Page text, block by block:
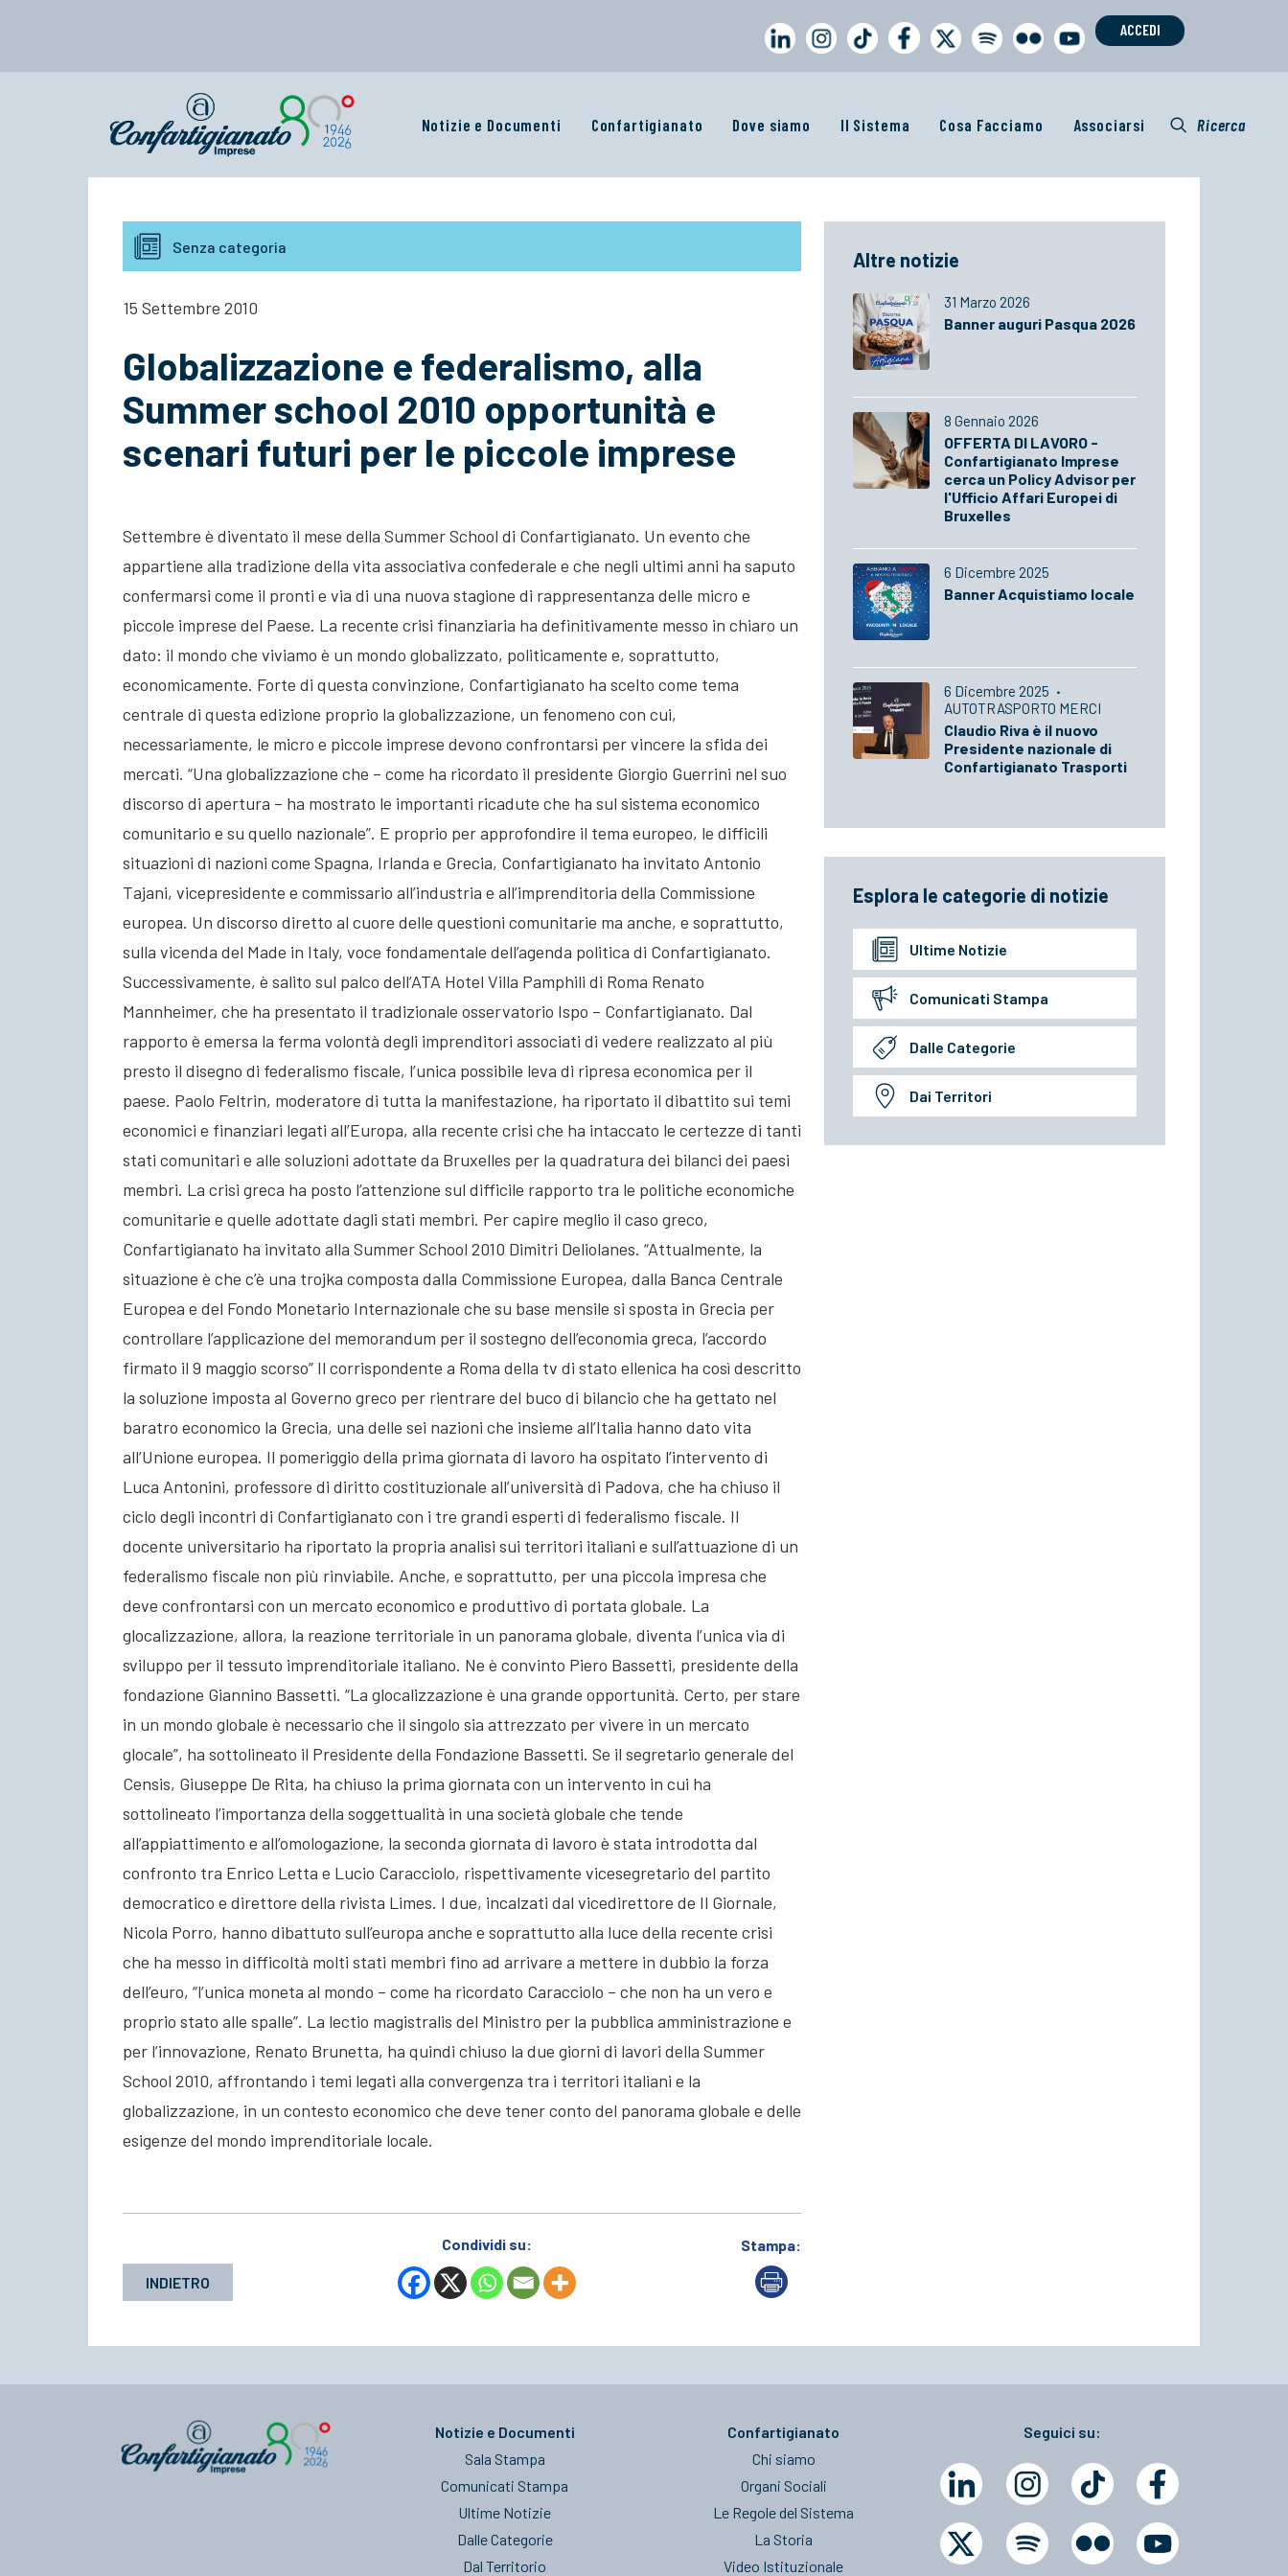
ACCEDI
Notizie e Documenti Confartigianato Dove siamo Il Sistema Cosa Facciamo Associarsi Ricerca
Senza categoria
15 Settembre 2010
Globalizzazione e federalismo, alla
Summer school 2010 opportunità e
scenari futuri per le piccole imprese
Settembre è diventato il mese della Summer School di Confartigianato. Un evento che
appartiene alla tradizione della vita associativa confederale e che negli ultimi anni ha saputo
confermarsi come il pronti e via di una nuova stagione di rappresentanza delle micro e
piccole imprese del Paese. La recente crisi finanziaria ha definitivamente messo in chiaro un
dato: il mondo che viviamo è un mondo globalizzato, politicamente e, soprattutto,
economicamente. Forte di questa convinzione, Confartigianato ha scelto come tema
centrale di questa edizione proprio la globalizzazione, un fenomeno con cui,
necessariamente, le micro e piccole imprese devono confrontarsi per vincere la sfida dei
mercati. “Una globalizzazione che – come ha ricordato il presidente Giorgio Guerrini nel suo
discorso di apertura – ha mostrato le importanti ricadute che ha sul sistema economico
comunitario e su quello nazionale”. E proprio per approfondire il tema europeo, le difficili
situazioni di nazioni come Spagna, Irlanda e Grecia, Confartigianato ha invitato Antonio
Tajani, vicepresidente e commissario all’industria e all’imprenditoria della Commissione
europea. Un discorso diretto al cuore delle questioni comunitarie ma anche, e soprattutto,
sulla vicenda del Made in Italy, voce fondamentale dell’agenda politica di Confartigianato.
Successivamente, è salito sul palco dell’ATA Hotel Villa Pamphili di Roma Renato
Mannheimer, che ha presentato il tradizionale osservatorio Ispo – Confartigianato. Dal
rapporto è emersa la ferma volontà degli imprenditori associati di vedere realizzato al più
presto il disegno di federalismo fiscale, l’unica possibile leva di ripresa economica per il
paese. Paolo Feltrin, moderatore di tutta la manifestazione, ha riportato il dibattito sui temi
economici e finanziari legati all’Europa, alla recente crisi che ha intaccato le certezze di tanti
stati comunitari e alle soluzioni adottate da Bruxelles per la quadratura dei bilanci dei paesi
membri. La crisi greca ha posto l’attenzione sul difficile rapporto tra le politiche economiche
comunitarie e quelle adottate dagli stati membri. Per capire meglio il caso greco,
Confartigianato ha invitato alla Summer School 2010 Dimitri Deliolanes. “Attualmente, la
situazione è che c’è una trojka composta dalla Commissione Europea, dalla Banca Centrale
Europea e del Fondo Monetario Internazionale che su base mensile si sposta in Grecia per
controllare l’applicazione del memorandum per il sostegno dell’economia greca, l’accordo
firmato il 9 maggio scorso” Il corrispondente a Roma della tv di stato ellenica ha così descritto
la soluzione imposta al Governo greco per rientrare del buco di bilancio che ha gettato nel
baratro economico la Grecia, una delle sei nazioni che insieme all’Italia hanno dato vita
all’Unione europea. Il pomeriggio della prima giornata di lavoro ha ospitato l’intervento di
Luca Antonini, professore di diritto costituzionale all’università di Padova, che ha chiuso il
ciclo degli incontri di Confartigianato con i tre grandi esperti di federalismo fiscale. Il
docente universitario ha riportato la propria analisi sui territori italiani e sull’attuazione di un
federalismo fiscale non più rinviabile. Anche, e soprattutto, per una piccola impresa che
deve confrontarsi con un mercato economico e produttivo di portata globale. La
glocalizzazione, allora, la reazione territoriale in un panorama globale, diventa l’unica via di
sviluppo per il tessuto imprenditoriale italiano. Ne è convinto Piero Bassetti, presidente della
fondazione Giannino Bassetti. “La glocalizzazione è una grande opportunità. Certo, per stare
in un mondo globale è necessario che il singolo sia attrezzato per vivere in un mercato
glocale”, ha sottolineato il Presidente della Fondazione Bassetti. Se il segretario generale del
Censis, Giuseppe De Rita, ha chiuso la prima giornata con un intervento in cui ha
sottolineato l’importanza della soggettualità in una società globale che tende
all’appiattimento e all’omologazione, la seconda giornata di lavoro è stata introdotta dal
confronto tra Enrico Letta e Lucio Caracciolo, rispettivamente vicesegretario del partito
democratico e direttore della rivista Limes. I due, incalzati dal vicedirettore de Il Giornale,
Nicola Porro, hanno dibattuto sull’europa anche e soprattutto alla luce della recente crisi
che ha messo in difficoltà molti stati membri fino ad arrivare a mettere in dubbio la forza
dell’euro, “l’unica moneta al mondo – come ha ricordato Caracciolo – che non ha un vero e
proprio stato alle spalle”. La lectio magistralis del Ministro per la pubblica amministrazione e
per l’innovazione, Renato Brunetta, ha quindi chiuso la due giorni di lavori della Summer
School 2010, affrontando i temi legati alla convergenza tra i territori italiani e la
globalizzazione, in un contesto economico che deve tener conto del panorama globale e delle
esigenze del mondo imprenditoriale locale.
INDIETRO
Condividi su: Stampa:
Altre notizie
31 Marzo 2026
Banner auguri Pasqua 2026
8 Gennaio 2026
OFFERTA DI LAVORO -
Confartigianato Imprese
cerca un Policy Advisor per
l'Ufficio Affari Europei di
Bruxelles
6 Dicembre 2025
Banner Acquistiamo locale
6 Dicembre 2025 ·
AUTOTRASPORTO MERCI
Claudio Riva è il nuovo
Presidente nazionale di
Confartigianato Trasporti
Esplora le categorie di notizie
Ultime Notizie
Comunicati Stampa
Dalle Categorie
Dai Territori
Notizie e Documenti
Sala Stampa
Comunicati Stampa
Ultime Notizie
Dalle Categorie
Dal Territorio
Confartigianato
Chi siamo
Organi Sociali
Le Regole del Sistema
La Storia
Video Istituzionale
Seguici su: